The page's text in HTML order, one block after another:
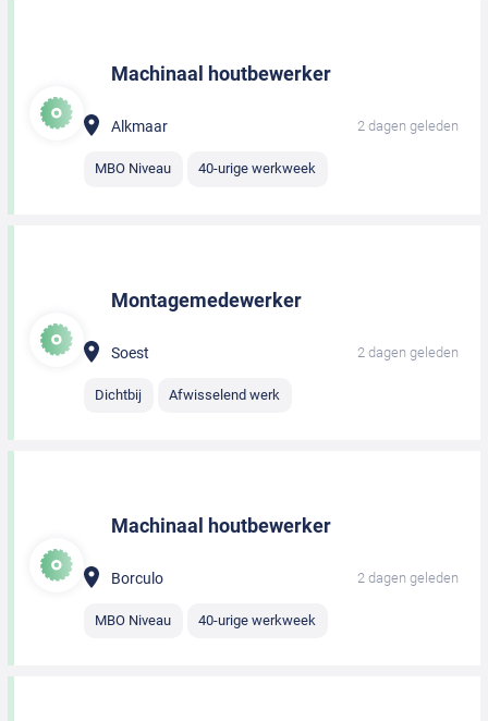
Machinaal houtbewerker
Alkmaar 2 dagen geleden
MBO Niveau 40-urige werkweek
Montagemedewerker
Soest 2 dagen geleden
Dichtbij Afwisselend werk
Machinaal houtbewerker
Borculo 2 dagen geleden
MBO Niveau 40-urige werkweek